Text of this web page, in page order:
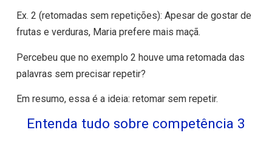
Ex. 2 (retomadas sem repetições): Apesar de gostar de
frutas e verduras, Maria prefere mais maçã.
Percebeu que no exemplo 2 houve uma retomada das
palavras sem precisar repetir?
Em resumo, essa é a ideia: retomar sem repetir.
Entenda tudo sobre competência 3